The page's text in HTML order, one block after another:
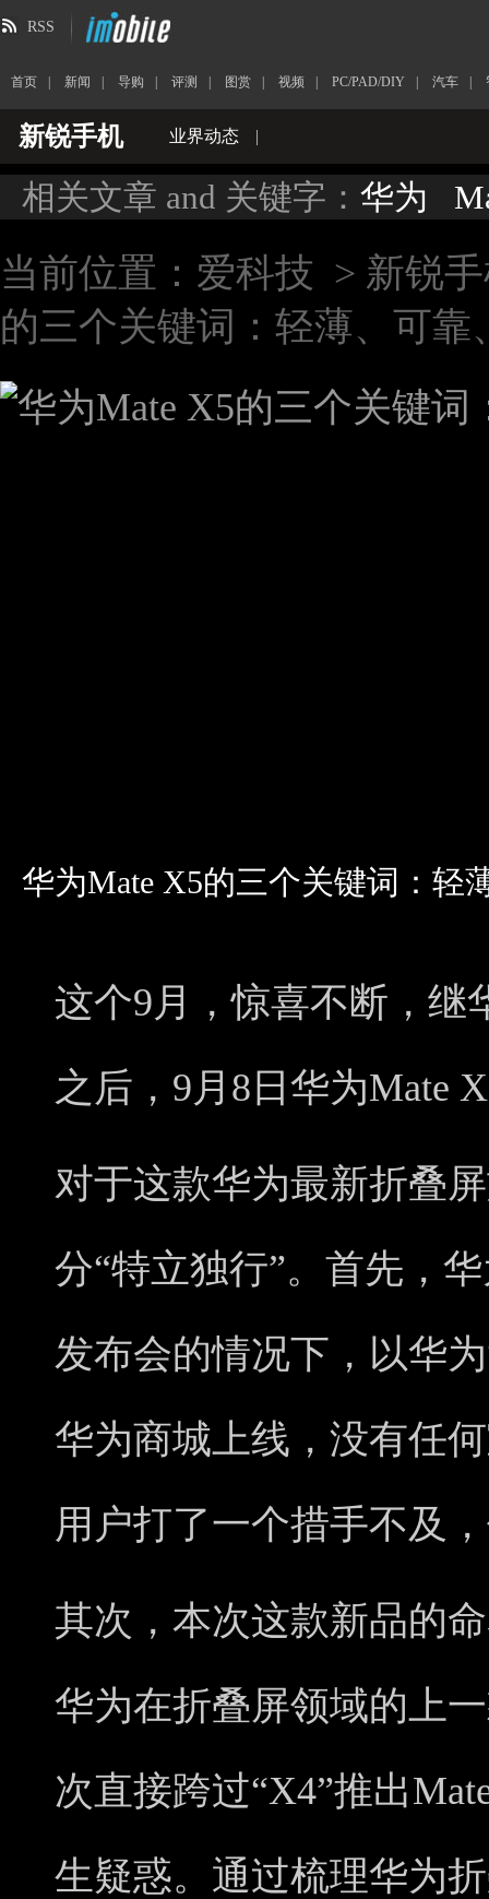
RSS
首页 新闻 导购 评测 图赏 视频 PC/PAD/DIY 汽车
新锐手机 业界动态 |
相关文章 and 关键字： 华为
当前位置： 爱科技 > 新锐
的三个关键词：轻薄、可靠
华为Mate X5的三个关键词：轻
这个9月，惊喜不断，继
之后，9月8日华为Mate
对于这款华为最新折叠
分“特立独行”。首先，
发布会的情况下，以华
华为商城上线，没有任
用户打了一个措手不及
其次，本次这款新品的
华为在折叠屏领域的上
次直接跨过“X4”推出
生疑惑。通过梳理华为